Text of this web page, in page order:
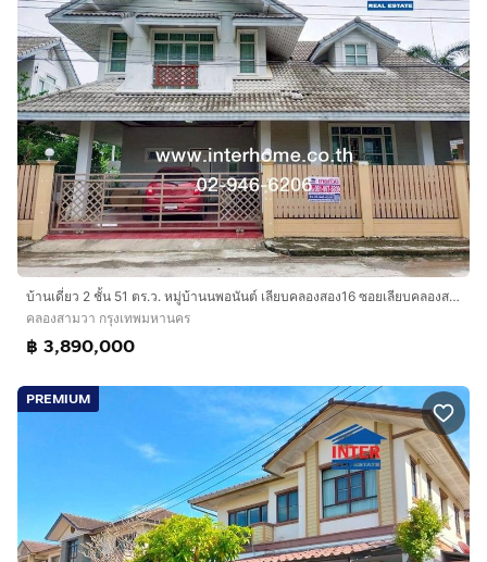
บ้านเดี่ยว 2 ชั้น 51 ตร.ว. หมู่บ้านนพอนันต์ เลียบคลองสอง16 ซอยเลียบคลองสอง16 ถนนรามอินทรา ถนนเลียบคลองสอง เขตรามอินทรา กรุงเทพมหานคร
คลองสามวา กรุงเทพมหานคร
฿ 3,890,000
PREMIUM